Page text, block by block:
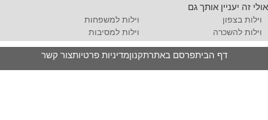
אולי זה יעניין אותך גם
וילות בצפון
וילות למשפחות
וילות להשכרה
וילות למסיבות
דף הביתפרסם באתרתקנוןמדיניות פרטיותצור קשר